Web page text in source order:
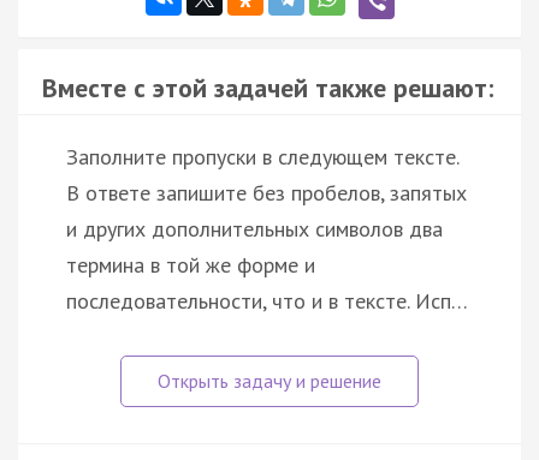
Вместе с этой задачей также решают:
Заполните пропуски в следующем тексте.
В ответе запишите без пробелов, запятых
и других дополнительных символов два
термина в той же форме и
последовательности, что и в тексте. Исп…